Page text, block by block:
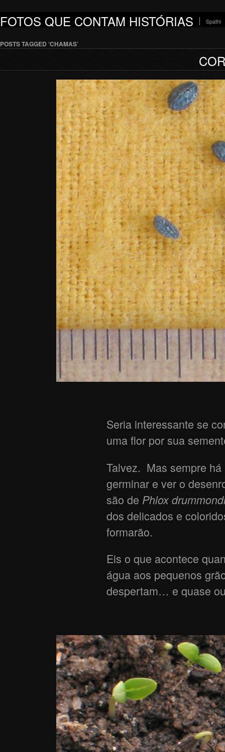
FOTOS QUE CONTAM HISTÓRIAS Spathi
POSTS TAGGED ‘CHAMAS’
Seria interessante se
uma flor por sua
Talvez. Mas sempre
germinar e ver o
são de Phlox
dos delicados e
formarão.
Eis o que acontece
água aos pequenos
despertam… e quase